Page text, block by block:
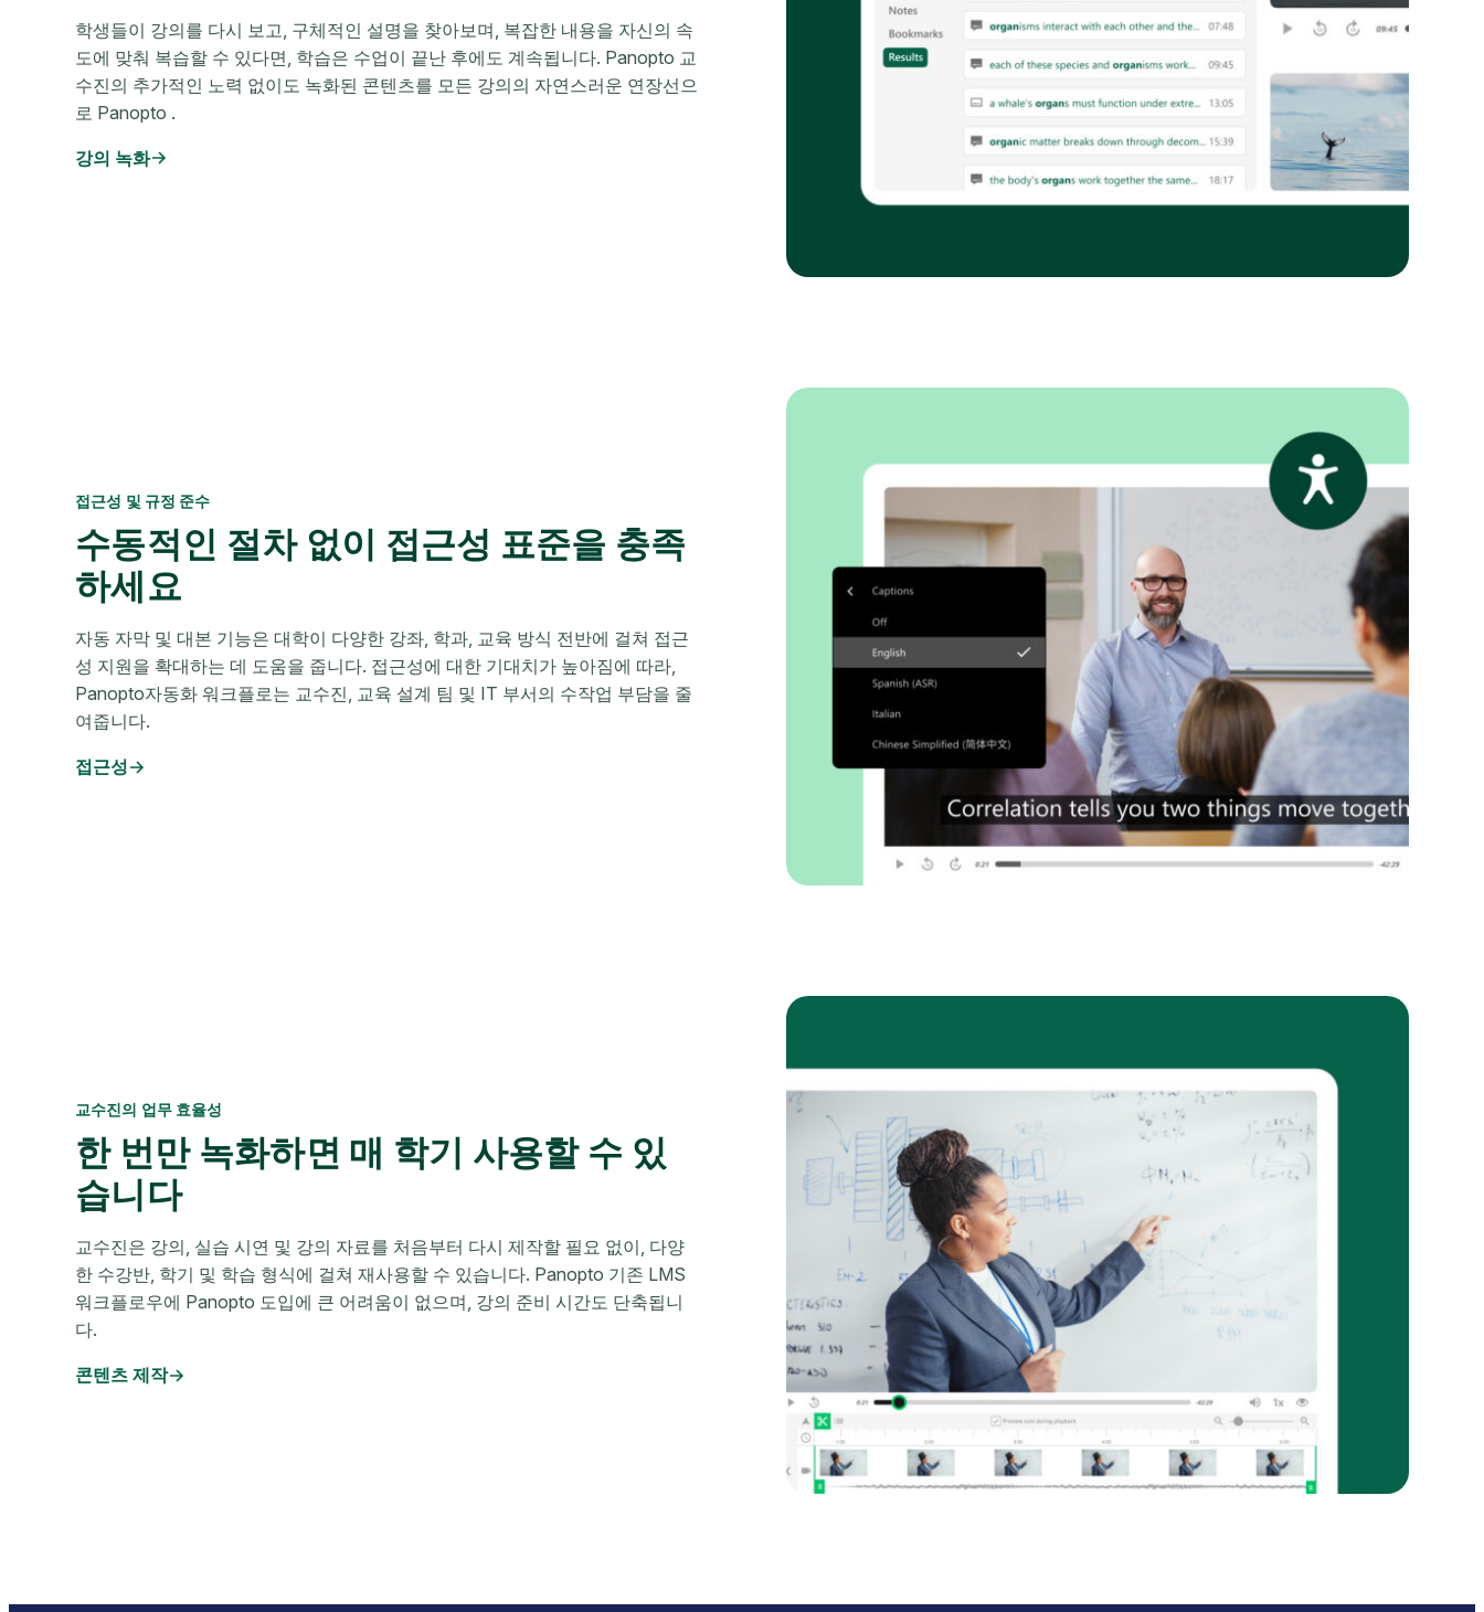
학생들이 강의를 다시 보고, 구체적인 설명을 찾아보며, 복잡한 내용을 자신의 속
도에 맞춰 복습할 수 있다면, 학습은 수업이 끝난 후에도 계속됩니다. Panopto 교
수진의 추가적인 노력 없이도 녹화된 콘텐츠를 모든 강의의 자연스러운 연장선으
로 Panopto .
강의 녹화
접근성 및 규정 준수
수동적인 절차 없이 접근성 표준을 충족
하세요
자동 자막 및 대본 기능은 대학이 다양한 강좌, 학과, 교육 방식 전반에 걸쳐 접근
성 지원을 확대하는 데 도움을 줍니다. 접근성에 대한 기대치가 높아짐에 따라,
Panopto자동화 워크플로는 교수진, 교육 설계 팀 및 IT 부서의 수작업 부담을 줄
여줍니다.
접근성
교수진의 업무 효율성
한 번만 녹화하면 매 학기 사용할 수 있
습니다
교수진은 강의, 실습 시연 및 강의 자료를 처음부터 다시 제작할 필요 없이, 다양
한 수강반, 학기 및 학습 형식에 걸쳐 재사용할 수 있습니다. Panopto 기존 LMS
워크플로우에 Panopto 도입에 큰 어려움이 없으며, 강의 준비 시간도 단축됩니
다.
콘텐츠 제작